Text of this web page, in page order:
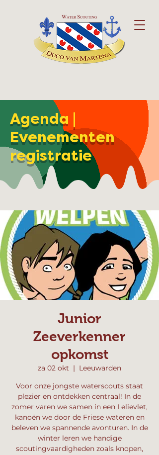
Agenda |
Evenementen
registratie
Junior
Zeeverkenner
opkomst
za 02 okt
  |
Leeuwarden
Voor onze jongste waterscouts staat
plezier en ontdekken centraal! In de
zomer varen we samen in een Lelievlet,
kanoën we door de Friese wateren en
beleven we spannende avonturen. In de
winter leren we handige
scoutingvaardigheden zoals knopen,